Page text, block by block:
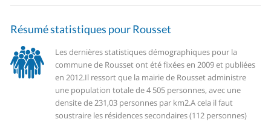
Résumé statistiques pour Rousset
Les dernières statistiques démographiques pour la
commune de Rousset ont été fixées en 2009 et publiées
en 2012.Il ressort que la mairie de Rousset administre
une population totale de 4 505 personnes, avec une
densite de 231,03 personnes par km2.A cela il faut
soustraire les résidences secondaires (112 personnes)